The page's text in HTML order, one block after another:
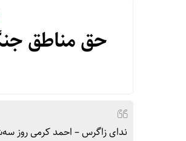
حق مناطق